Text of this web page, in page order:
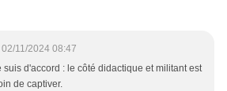
02/11/2024 08:47
suis d'accord : le côté didactique et militant est
de captiver.